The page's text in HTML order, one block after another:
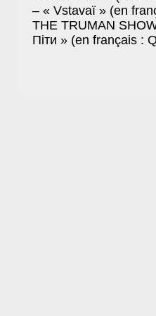
– « Vstavaï » (en
THE TRUMAN
Піти » (en français :